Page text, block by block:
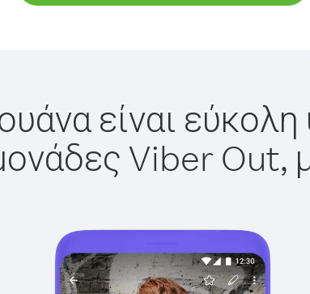
είναι
Viber Out,